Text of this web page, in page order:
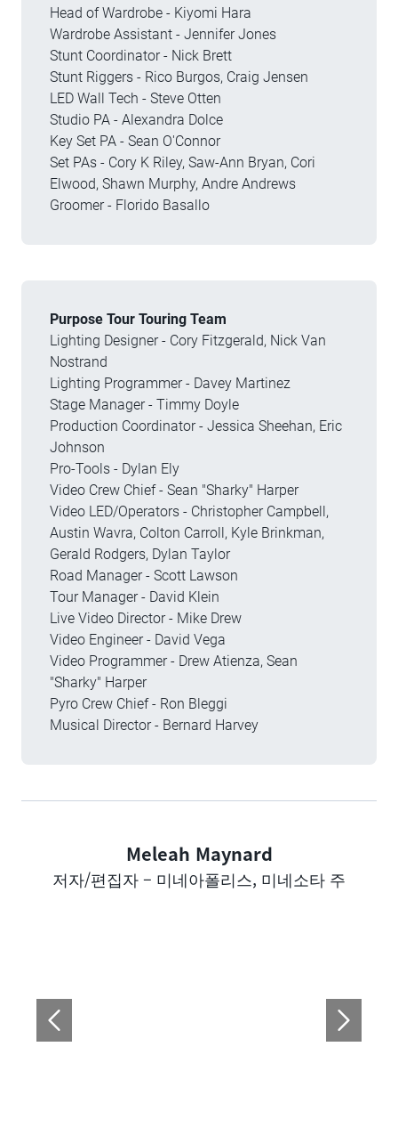
Head of Wardrobe - Kiyomi Hara
Wardrobe Assistant - Jennifer Jones
Stunt Coordinator - Nick Brett
Stunt Riggers - Rico Burgos, Craig Jensen
LED Wall Tech - Steve Otten
Studio PA - Alexandra Dolce
Key Set PA - Sean O'Connor
Set PAs - Cory K Riley, Saw-Ann Bryan, Cori
Elwood, Shawn Murphy, Andre Andrews
Groomer - Florido Basallo
Purpose Tour Touring Team
Lighting Designer - Cory Fitzgerald, Nick Van
Nostrand
Lighting Programmer - Davey Martinez
Stage Manager - Timmy Doyle
Production Coordinator - Jessica Sheehan, Eric
Johnson
Pro-Tools - Dylan Ely
Video Crew Chief - Sean "Sharky" Harper
Video LED/Operators - Christopher Campbell,
Austin Wavra, Colton Carroll, Kyle Brinkman,
Gerald Rodgers, Dylan Taylor
Road Manager - Scott Lawson
Tour Manager - David Klein
Live Video Director - Mike Drew
Video Engineer - David Vega
Video Programmer - Drew Atienza, Sean
"Sharky" Harper
Pyro Crew Chief - Ron Bleggi
Musical Director - Bernard Harvey
Author
Meleah Maynard
저자/편집자 – 미네아폴리스, 미네소타 주